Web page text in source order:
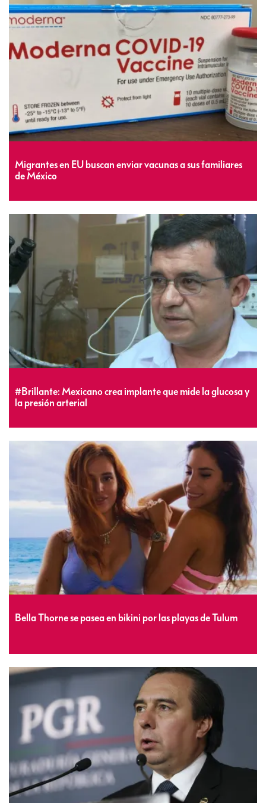
Migrantes en EU buscan enviar vacunas a sus familiares
de México
#Brillante: Mexicano crea implante que mide la glucosa y
la presión arterial
Bella Thorne se pasea en bikini por las playas de Tulum